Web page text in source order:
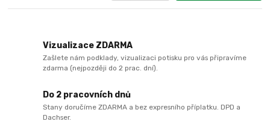
Vizualizace ZDARMA
Zašlete nám podklady, vizualizaci potisku pro vás připravíme
zdarma (nejpozději do 2 prac. dní).
Do 2 pracovních dnů
Stany doručíme ZDARMA a bez expresního příplatku. DPD a
Dachser.